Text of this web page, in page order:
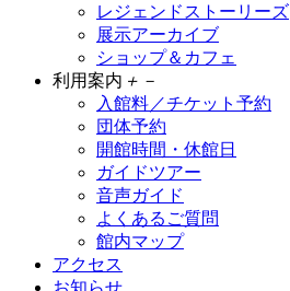
レジェンドストーリーズ
展示アーカイブ
ショップ＆カフェ
利用案内 ＋ －
入館料／チケット予約
団体予約
開館時間・休館日
ガイドツアー
音声ガイド
よくあるご質問
館内マップ
アクセス